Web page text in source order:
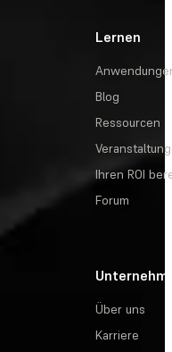
Lernen
Blog
Ressourcen
Ihren ROI
Forum
Über uns
Karriere